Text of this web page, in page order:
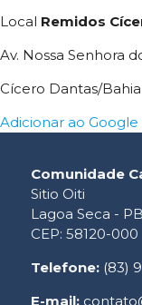
Local Remidos
Av. Nossa Senhora
Cícero Dantas/Bahia
Adicionar ao
Comunidade
Sitio Oiti
Lagoa Seca - PB
CEP: 58120-000
Telefone: (83)
E-mail: